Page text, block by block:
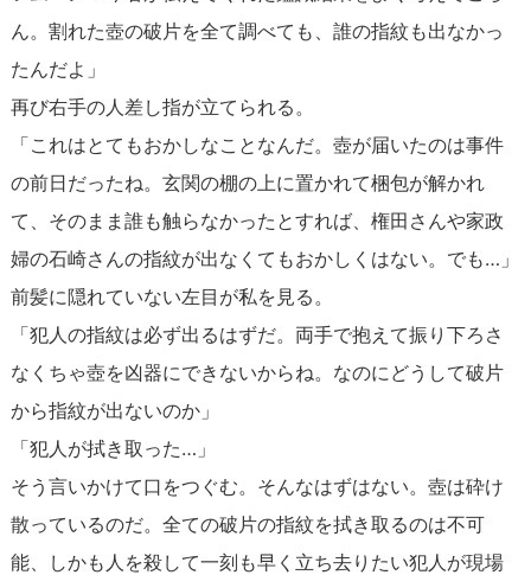
ん。割れた壺の破片を全て調べても、誰の指紋も出なかっ
たんだよ」
再び右手の人差し指が立てられる。
「これはとてもおかしなことなんだ。壺が届いたのは事件
の前日だったね。玄関の棚の上に置かれて梱包が解かれ
て、そのまま誰も触らなかったとすれば、権田さんや家政
婦の石崎さんの指紋が出なくてもおかしくはない。でも…」
前髪に隠れていない左目が私を見る。
「犯人の指紋は必ず出るはずだ。両手で抱えて振り下ろさ
なくちゃ壺を凶器にできないからね。なのにどうして破片
から指紋が出ないのか」
「犯人が拭き取った…」
そう言いかけて口をつぐむ。そんなはずはない。壺は砕け
散っているのだ。全ての破片の指紋を拭き取るのは不可
能、しかも人を殺して一刻も早く立ち去りたい犯人が現場